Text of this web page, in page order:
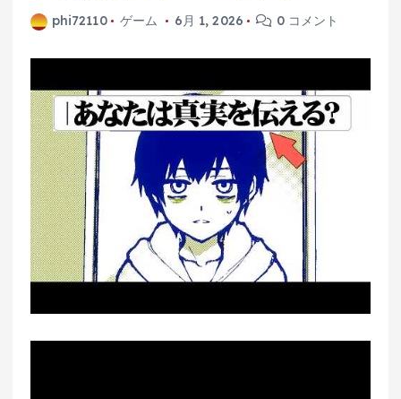
phi72110 ゲーム 6月 1, 2026 0 コメント